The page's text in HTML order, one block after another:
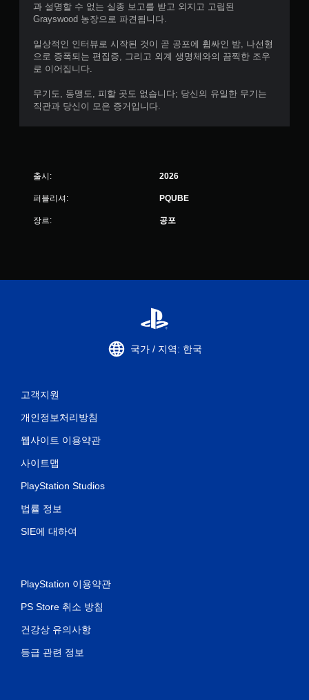
과 설명할 수 없는 실종 보고를 받고 외지고 고립된
Grayswood 농장으로 파견됩니다.
일상적인 인터뷰로 시작된 것이 곧 공포에 휩싸인 밤, 나선형
으로 증폭되는 편집증, 그리고 외계 생명체와의 끔찍한 조우
로 이어집니다.
무기도, 동맹도, 피할 곳도 없습니다; 당신의 유일한 무기는
직관과 당신이 모은 증거입니다.
출시: 2026
퍼블리셔: PQUBE
장르: 공포
국가 / 지역: 한국
고객지원
개인정보처리방침
웹사이트 이용약관
사이트맵
PlayStation Studios
법률 정보
SIE에 대하여
PlayStation 이용약관
PS Store 취소 방침
건강상 유의사항
등급 관련 정보